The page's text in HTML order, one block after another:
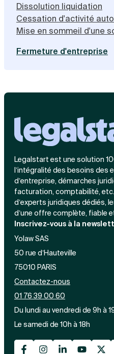
Dissolution liquidation
Cessation d'activité
Mise en sommeil d'une
Fermeture d'entreprise
Legalstart est une solution
l’intégralité des besoins des
d’entreprise, démarches
facturation, comptabilité,
d’experts juridiques dédiés,
d’une offre complète, fiable
Inscrivez-vous à la
Yolaw SAS
50 rue d’Hauteville
75010 PARIS
Contactez-nous
01 76 39 00 60
Du lundi au vendredi de 9h à
Le samedi de 10h à 18h